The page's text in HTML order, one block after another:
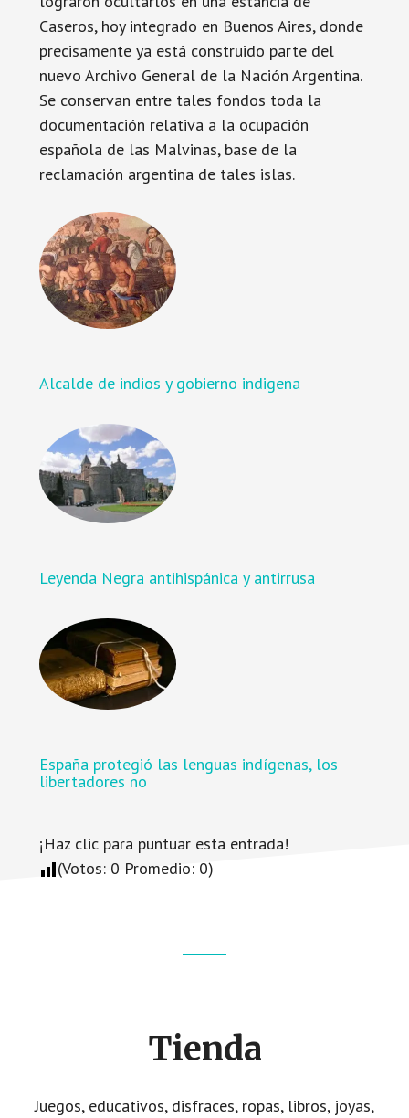
Caseros, hoy integrado en Buenos Aires, donde
precisamente ya está construido parte del
nuevo Archivo General de la Nación Argentina.
Se conservan entre tales fondos toda la
documentación relativa a la ocupación
española de las Malvinas, base de la
reclamación argentina de tales islas.
Alcalde de indios y gobierno indigena
Leyenda Negra antihispánica y antirrusa
España protegió las lenguas indígenas, los
libertadores no
¡Haz clic para puntuar esta entrada!
(Votos: 0 Promedio: 0)
Tienda
Juegos, educativos, disfraces, ropas, libros, joyas,